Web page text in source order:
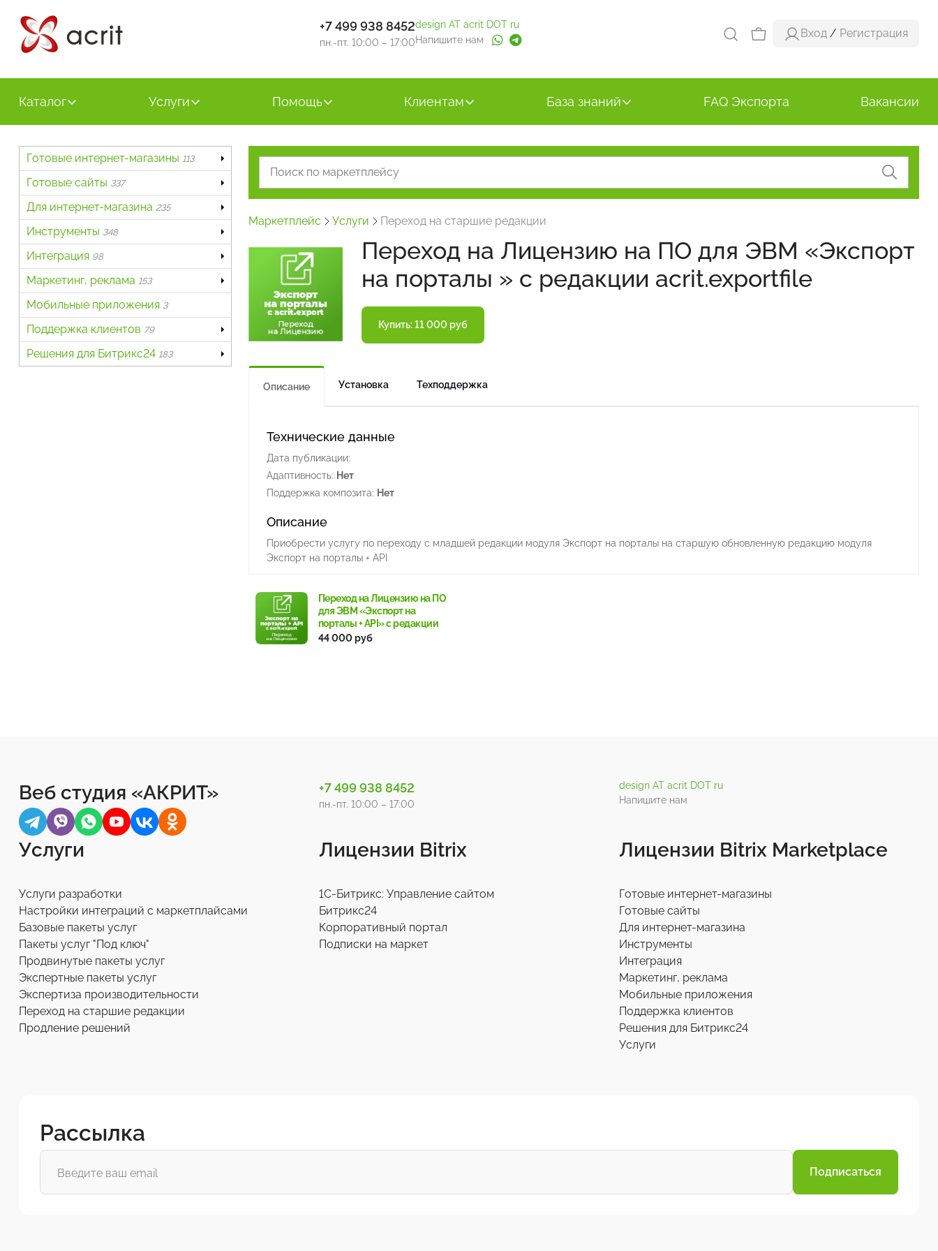
+7 499 938 8452
пн.-пт. 10:00 – 17:00
design AT acrit DOT ru
Напишите нам
Вход / Регистрация
Каталог Услуги Помощь Клиентам База знаний FAQ Экспорта Вакансии
Готовые интернет-магазины 113
Готовые сайты 337
Для интернет-магазина 235
Инструменты 348
Интеграция 98
Маркетинг, реклама 153
Мобильные приложения 3
Поддержка клиентов 79
Решения для Битрикс24 183
Маркетплейс Услуги Переход на старшие редакции
Переход на Лицензию на ПО для ЭВМ «Экспорт
на порталы » с редакции acrit.exportfile
Купить: 11 000 руб
Описание Установка Техподдержка
Технические данные
Дата публикации:
Адаптивность: Нет
Поддержка композита: Нет
Описание
Приобрести услугу по переходу с младшей редакции модуля Экспорт на порталы на старшую обновленную редакцию модуля
Экспорт на порталы + API
Переход на Лицензию на ПО
для ЭВМ «Экспорт на
порталы + API» с редакции
acrit.exportfile
44 000 руб
Веб студия «АКРИТ» +7 499 938 8452
пн.-пт. 10:00 – 17:00
design AT acrit DOT ru
Напишите нам
Услуги
Услуги разработки
Настройки интеграций с маркетплайсами
Базовые пакеты услуг
Пакеты услуг "Под ключ"
Продвинутые пакеты услуг
Экспертные пакеты услуг
Экспертиза производительности
Переход на старшие редакции
Продление решений
Лицензии Bitrix
1С-Битрикс: Управление сайтом
Битрикс24
Корпоративный портал
Подписки на маркет
Лицензии Bitrix Marketplace
Готовые интернет-магазины
Готовые сайты
Для интернет-магазина
Инструменты
Интеграция
Маркетинг, реклама
Мобильные приложения
Поддержка клиентов
Решения для Битрикс24
Услуги
Рассылка
Подписаться